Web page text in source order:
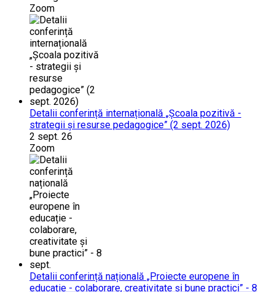
Zoom
Detalii conferință internațională „Școala pozitivă -
strategii și resurse pedagogice” (2 sept. 2026)
2 sept. 26
Zoom
Detalii conferință națională „Proiecte europene în
educație - colaborare, creativitate și bune practici” - 8